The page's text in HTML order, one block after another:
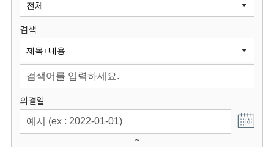
원
회
검색
의결일
~